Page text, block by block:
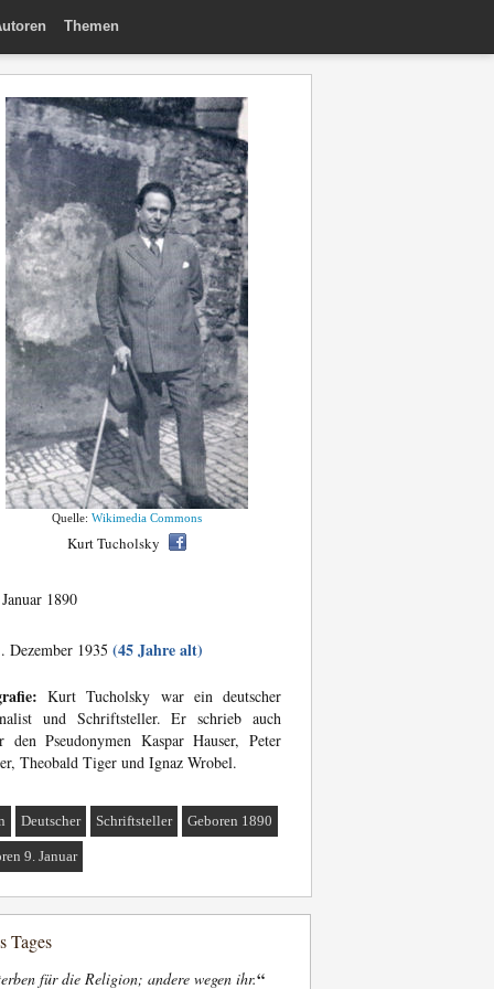
Themen
Quelle: Wikimedia Commons
Kurt Tucholsky
1890
Dezember 1935 (45 Jahre alt)
Kurt Tucholsky war ein deutscher
und Schriftsteller. Er schrieb auch
den Pseudonymen Kaspar Hauser, Peter
Theobald Tiger und Ignaz Wrobel.
Deutscher Schriftsteller Geboren 1890
9. Januar
Tages
für die Religion; andere wegen ihr.“